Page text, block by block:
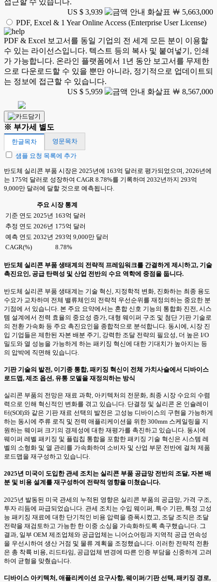
접근할 수 있습니다.
US $ 3,939
￦ 5,663,000
PDF, Excel & 1 Year Online Access (Enterprise User License)
PDF & Excel 보고서를 동일 기업의 전 세계 모든 분이 이용할
수 있는 라이선스입니다. 텍스트 등의 복사 및 붙여넣기, 인쇄
가 가능합니다. 온라인 플랫폼에서 1년 동안 보고서를 무제한
으로 다운로드할 수 있을 뿐만 아니라, 정기적으로 업데이트되
는 정보에 접근할 수 있습니다.
US $ 5,959
￦ 8,567,000
※ 부가세 별도
한글목차
영문목차
샘플 요청 목록에 추가
반도체 실리콘 부품 시장은 2025년에 163억 달러로 평가되었으며, 2026년에
는 175억 달러로 성장하여 CAGR 8.78%를 기록하며 2032년까지 293억
9,000만 달러에 달할 것으로 예측됩니다.
주요 시장 통계
기준 연도 2025년 163억 달러
추정 연도 2026년 175억 달러
예측 연도 2032년 293억 9,000만 달러
CAGR(%)
8.78%
반도체 실리콘 부품 생태계의 전략적 프레임워크를 간결하게 제시하고, 기술
촉진요인, 공급 탄력성 및 산업 전반의 수요 역학에 중점을 둡니다.
반도체 실리콘 부품 생태계는 기술 혁신, 지정학적 변화, 진화하는 최종 용도
수요가 교차하며 전체 밸류체인의 전략적 우선순위를 재정의하는 중요한 분
기점에 서 있습니다. 본 주요 요약에서는 혼합 신호 기능의 통합화 진전, 시스
템 설계에서 전력 효율의 중요성 증가, 대형 웨이퍼 구조 및 첨단 기판 기술로
의 전환 가속화 등 주요 촉진요인을 종합적으로 분석합니다. 동시에, 시장 진
입 기업들은 제한된 자본 배분 주기, 강력한 조달 전략의 필요성, 더 높은 I/O
밀도와 열 성능을 가능하게 하는 패키징 혁신에 대한 기대치가 높아지는 등
의 압박에 직면해 있습니다.
기판 기술의 발전, 이기종 통합, 패키징 혁신이 전체 가치사슬에서 디바이스
로드맵, 제조 옵션, 유통 모델을 재정의하는 방식
실리콘 부품의 전망은 재료 과학, 아키텍처의 전문화, 최종 시장 수요의 수렴
력으로 인해 혁신적인 변화를 겪고 있습니다. 단결정 및 실리콘 온 인슐레이
터(SOI)와 같은 기판 재료 선택의 발전은 고성능 디바이스의 구현을 가능하게
하는 동시에 주류 로직 및 전력 애플리케이션을 위한 300mm 스케일링을 지
원하는 웨이퍼 크기의 경제성에 대한 재평가를 촉진하고 있습니다. 동시에
웨이퍼 레벨 패키징 및 플립칩 통합을 포함한 패키징 기술 혁신은 시스템 레
벨의 소형화 및 열 관리를 가속화하여 소비자 및 산업 부문 전반에 걸쳐 제품
로드맵을 재구성하고 있습니다.
2025년 미국이 도입한 관세 조치는 실리콘 부품 공급망 전반의 조달, 자본 배
분 및 비용 설계를 재구성하여 전략적 영향을 미쳤습니다.
2025년 발동된 미국 관세의 누적된 영향은 실리콘 부품의 공급망, 가격 구조,
투자 리듬에 파급되었습니다. 관세 조치는 수입 웨이퍼, 특수 기판, 특정 고성
능 패키징 재료에 대한 단기적인 비용 압력을 증폭시켰고, 조달 조직은 조달
전략을 재검토하고 가능한 한 이중 소싱을 가속화하도록 촉구했습니다. 그
결과, 일부 OEM 제조업체와 공급업체는 니어쇼어링과 지역적 공급 연속성
을 우선시하여 생산 거점 및 물류 계획을 조정했습니다. 이러한 전략적 전환
은 총 착륙 비용, 리드타임, 공급업체 변경에 따른 인증 부담을 신중하게 고려
하여 균형을 맞췄습니다.
디바이스 아키텍처, 애플리케이션 요구사항, 웨이퍼/기판 선택, 패키징 경로,